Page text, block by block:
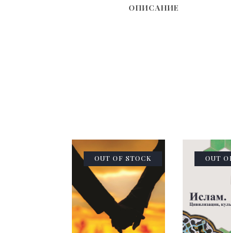
ОПИСАНИЕ
OUT OF STOCK OUT